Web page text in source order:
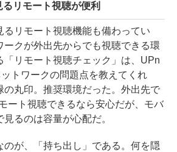
リモート視聴が便利
るリモート視聴機能も備わってい
ークが外出先からでも視聴できる環
「リモート視聴チェック」は、UPn
トワークの問題点を教えてくれ
の丸印。推奨環境だった。外出先で
ート視聴できるなら安心だが、モバ
るのは容量が心配だ。
のが、「持ち出し」である。何を隠